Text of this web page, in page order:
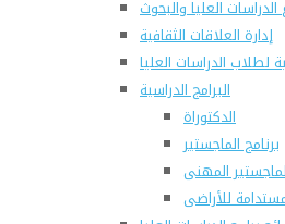
العليا والبحوث
إدارة العلاقات الثقافية
لطلاب الدراسات العليا
البرامج الدراسية
الدكتوراة
برنامج الماجستير
المهنى
للأراضى